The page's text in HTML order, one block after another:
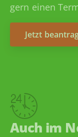
gern einen
Jetzt
Auch im